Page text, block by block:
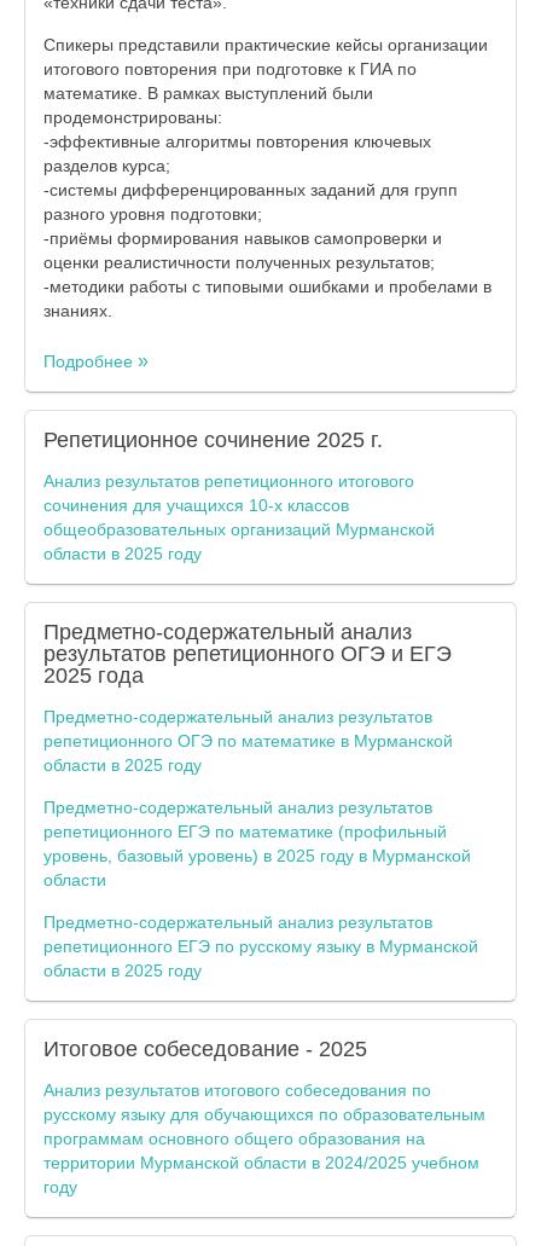
Спикеры представили практические кейсы организации
итогового повторения при подготовке к ГИА по
математике. В рамках выступлений были
продемонстрированы:
-эффективные алгоритмы повторения ключевых
разделов курса;
-системы дифференцированных заданий для групп
разного уровня подготовки;
-приёмы формирования навыков самопроверки и
оценки реалистичности полученных результатов;
-методики работы с типовыми ошибками и пробелами в
знаниях.
Подробнее
Репетиционное сочинение 2025 г.
Анализ результатов репетиционного итогового
сочинения для учащихся 10-х классов
общеобразовательных организаций Мурманской
области в 2025 году
Предметно-содержательный анализ
результатов репетиционного ОГЭ и ЕГЭ
2025 года
Предметно-содержательный анализ результатов
репетиционного ОГЭ по математике в Мурманской
области в 2025 году
Предметно-содержательный анализ результатов
репетиционного ЕГЭ по математике (профильный
уровень, базовый уровень) в 2025 году в Мурманской
области
Предметно-содержательный анализ результатов
репетиционного ЕГЭ по русскому языку в Мурманской
области в 2025 году
Итоговое собеседование - 2025
Анализ результатов итогового собеседования по
русскому языку для обучающихся по образовательным
программам основного общего образования на
территории Мурманской области в 2024/2025 учебном
году